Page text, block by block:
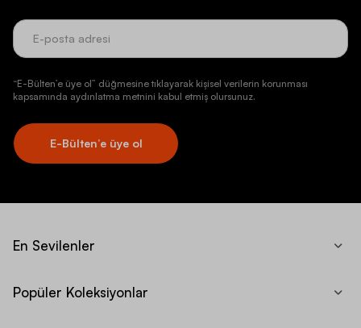
“E-Bülten’e üye ol” düğmesine tıklayarak kişisel verilerin korunması
kapsamında aydınlatma metnini kabul etmiş olursunuz.
E-Bülten’e üye ol
En Sevilenler
Popüler Koleksiyonlar